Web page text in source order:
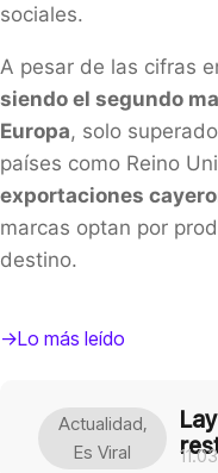
sociales.
A pesar de las cifras
siendo el segundo
Europa, solo
países como Reino
exportaciones
marcas optan por
destino.
->Lo más leído
Actualidad,
Es Viral